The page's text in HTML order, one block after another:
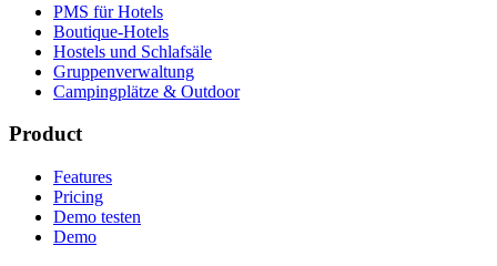
PMS für Hotels
Boutique-Hotels
Hostels und Schlafsäle
Gruppenverwaltung
Campingplätze & Outdoor
Product
Features
Pricing
Demo testen
Demo